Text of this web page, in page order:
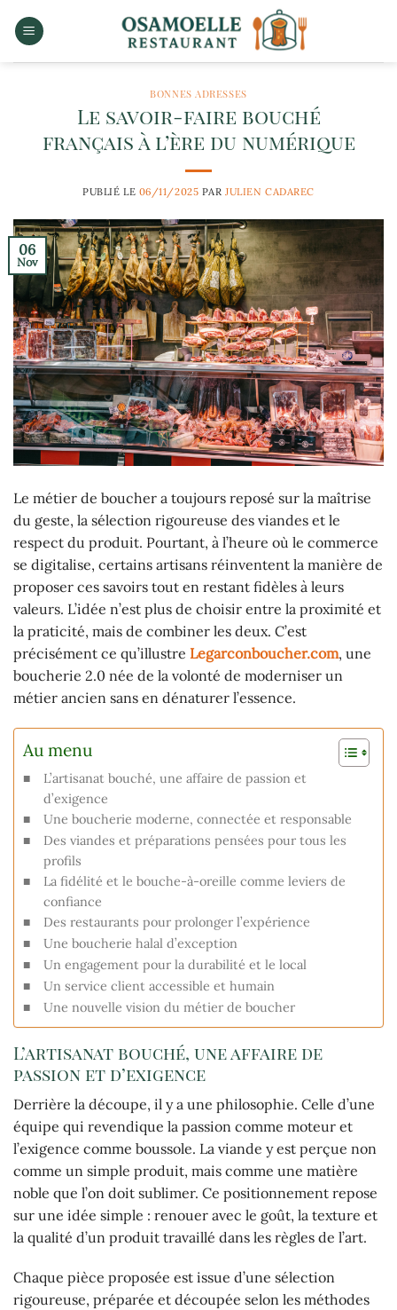
BONNES ADRESSES
Le savoir-faire bouché
français à l’ère du numérique
PUBLIÉ LE 06/11/2025 PAR JULIEN CADAREC
06
Nov
Le métier de boucher a toujours reposé sur la maîtrise
du geste, la sélection rigoureuse des viandes et le
respect du produit. Pourtant, à l’heure où le commerce
se digitalise, certains artisans réinventent la manière de
proposer ces savoirs tout en restant fidèles à leurs
valeurs. L’idée n’est plus de choisir entre la proximité et
la praticité, mais de combiner les deux. C’est
précisément ce qu’illustre Legarconboucher.com, une
boucherie 2.0 née de la volonté de moderniser un
métier ancien sans en dénaturer l’essence.
Au menu
L’artisanat bouché, une affaire de passion et
d’exigence
Une boucherie moderne, connectée et responsable
Des viandes et préparations pensées pour tous les
profils
La fidélité et le bouche-à-oreille comme leviers de
confiance
Des restaurants pour prolonger l’expérience
Une boucherie halal d’exception
Un engagement pour la durabilité et le local
Un service client accessible et humain
Une nouvelle vision du métier de boucher
L’artisanat bouché, une affaire de
passion et d’exigence
Derrière la découpe, il y a une philosophie. Celle d’une
équipe qui revendique la passion comme moteur et
l’exigence comme boussole. La viande y est perçue non
comme un simple produit, mais comme une matière
noble que l’on doit sublimer. Ce positionnement repose
sur une idée simple : renouer avec le goût, la texture et
la qualité d’un produit travaillé dans les règles de l’art.
Chaque pièce proposée est issue d’une sélection
rigoureuse, préparée et découpée selon les méthodes